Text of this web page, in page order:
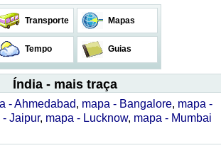
Transporte Mapas
Tempo Guias
Índia - mais traça
- Ahmedabad, mapa - Bangalore, mapa -
- Jaipur, mapa - Lucknow, mapa - Mumbai